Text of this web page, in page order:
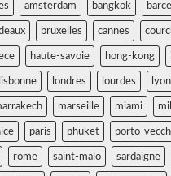
amsterdam bangkok
bruxelles cannes
haute-savoie hong-kong
lisbonne londres lourdes lyon
marseille miami
paris phuket porto-
rome saint-malo sardaigne